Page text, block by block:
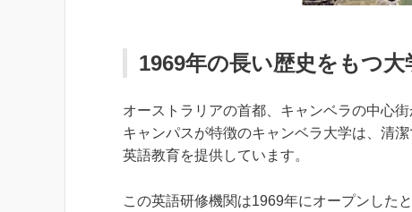
1969年の長い歴史をもつ大
オーストラリアの首都、キャンベラの中心
キャンパスが特徴のキャンベラ大学は、清
英語教育を提供しています。
この英語研修機関は1969年にオープンした